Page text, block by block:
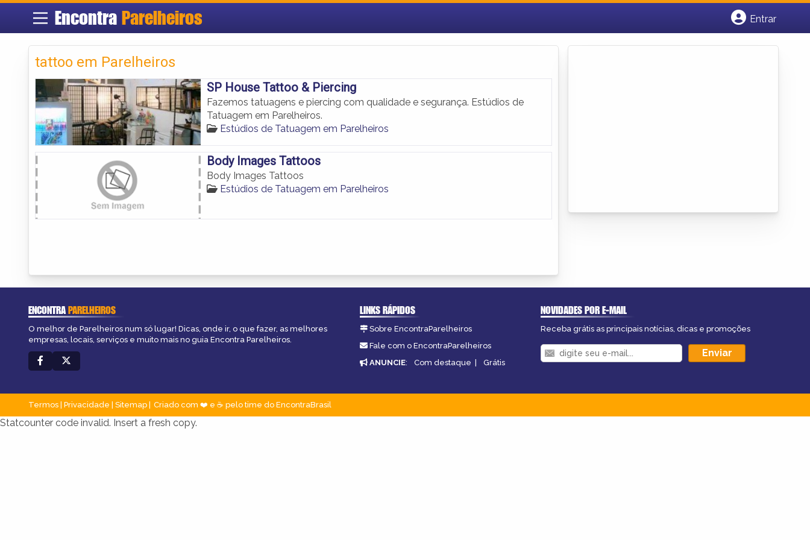
Encontra Parelheiros
Entrar
tattoo em Parelheiros
SP House Tattoo & Piercing
Fazemos tatuagens e piercing com qualidade e segurança. Estúdios de
Tatuagem em Parelheiros.
Estúdios de Tatuagem em Parelheiros
Body Images Tattoos
Body Images Tattoos
Estúdios de Tatuagem em Parelheiros
ENCONTRAPARELHEIROS
O melhor de Parelheiros num só lugar! Dicas, onde ir, o que fazer, as melhores
empresas, locais, serviços e muito mais no guia Encontra Parelheiros.
LINKS RÁPIDOS
Sobre EncontraParelheiros
Fale com o EncontraParelheiros
ANUNCIE: Com destaque | Grátis
NOVIDADES POR E-MAIL
Receba grátis as principais notícias, dicas e promoções
Termos Privacidade Sitemap Criado com ❤️ e ☕ pelo time do EncontraBrasil
Statcounter code invalid. Insert a fresh copy.